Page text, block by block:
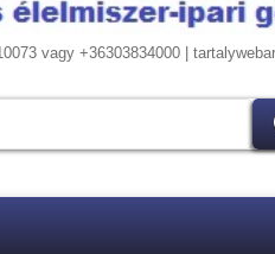
vagy +36303834000 |